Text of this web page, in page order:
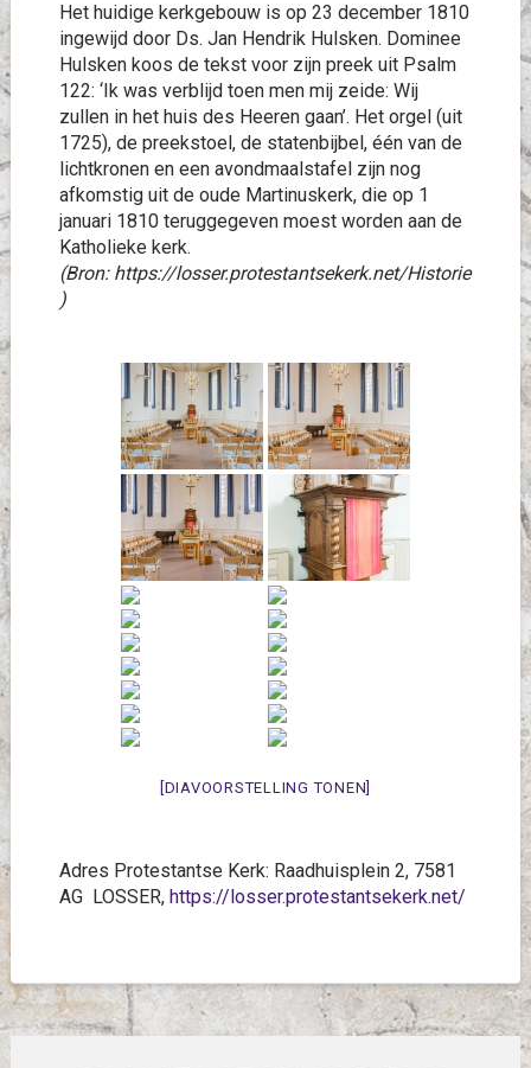
Het huidige kerkgebouw is op 23 december 1810
ingewijd door Ds. Jan Hendrik Hulsken. Dominee
Hulsken koos de tekst voor zijn preek uit Psalm
122: ‘Ik was verblijd toen men mij zeide: Wij
zullen in het huis des Heeren gaan’. Het orgel (uit
1725), de preekstoel, de statenbijbel, één van de
lichtkronen en een avondmaalstafel zijn nog
afkomstig uit de oude Martinuskerk, die op 1
januari 1810 teruggegeven moest worden aan de
Katholieke kerk.
(Bron: https://losser.protestantsekerk.net/Historie
)
[DIAVOORSTELLING TONEN]
Adres Protestantse Kerk: Raadhuisplein 2, 7581
AG LOSSER, https://losser.protestantsekerk.net/